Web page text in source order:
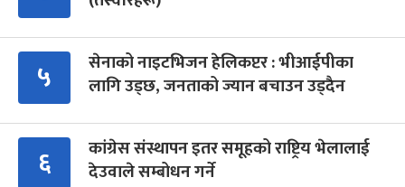
५
सेनाको नाइटभिजन हेलिकप्टर : भीआईपीका
लागि उड्छ, जनताको ज्यान बचाउन उड्दैन
६
कांग्रेस संस्थापन इतर समूहको राष्ट्रिय भेलालाई
देउवाले सम्बोधन गर्ने